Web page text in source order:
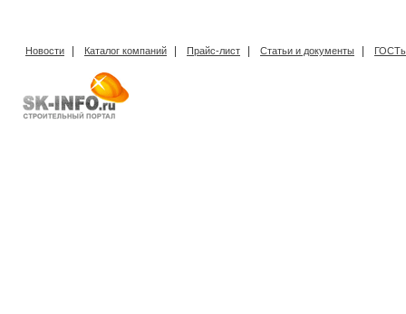
Новости | Каталог компаний | Прайс-лист | Статьи и документы |